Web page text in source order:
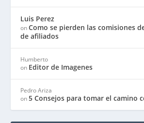
Luis Perez
onComo se pierden las comisiones
de afiliados
Humberto
on Editor de Imagenes
Pedro Ariza
on5 Consejos para tomar el camino